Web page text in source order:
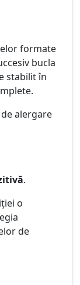
formate
bucla
stabilit în
alergare
.
o
de